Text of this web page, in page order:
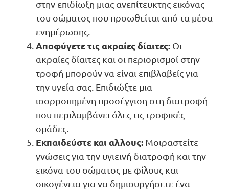
στην επιδίωξη μιας ανεπίτευκτης εικόνας
του σώματος που προωθείται από τα μέσα
ενημέρωσης.
Αποφύγετε τις ακραίες δίαιτες:Οι
ακραίες δίαιτες και οι περιορισμοί στην
τροφή μπορούν να είναι επιβλαβείς για
την υγεία σας. Επιδιώξτε μια
ισορροπημένη προσέγγιση στη διατροφή
που περιλαμβάνει όλες τις τροφικές
ομάδες.
Εκπαιδεύστε και αλλους:Μοιραστείτε
γνώσεις για την υγιεινή διατροφή και την
εικόνα του σώματος με φίλους και
οικογένεια για να δημιουργήσετε ένα